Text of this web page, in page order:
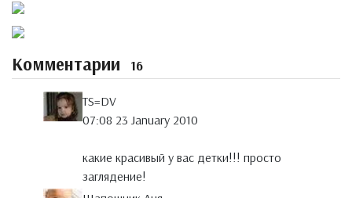
Комментарии 16
TS=DV
07:08 23 January 2010
какие красивый у вас детки!!! просто
заглядение!